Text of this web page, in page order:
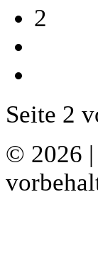
2
Seite 2
© 2026 |